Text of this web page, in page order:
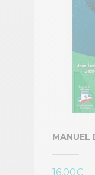
MANUEL
16,00€